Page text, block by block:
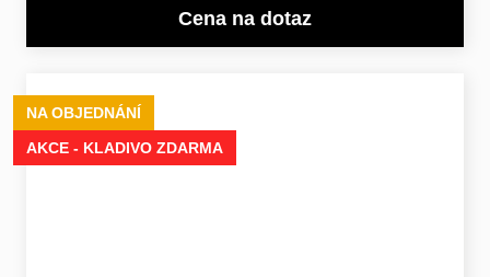
Cena na dotaz
NA OBJEDNÁNÍ
AKCE - KLADIVO ZDARMA